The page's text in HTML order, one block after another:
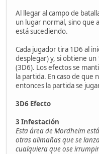
Al llegar al campo de
un lugar normal, sino que
está sucediendo.
Cada jugador tira 1D6 al
desplegar) y, si obtiene
(3D6). Los efectos se
la partida. En caso de que
entonces la partida se
3D6 Efecto
3 Infestación
Esta área de Mordheim
otras alimañas que se
cualquiera que ose